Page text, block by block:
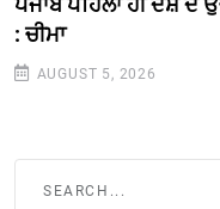
: ਚੀਮਾ
AUGUST 5, 2026